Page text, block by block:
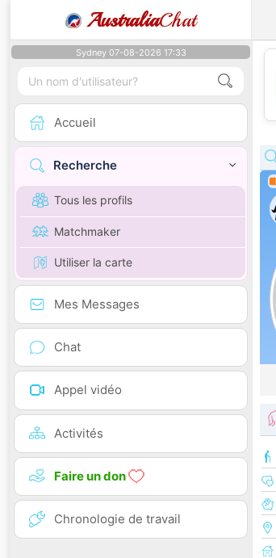
AustraliaChat
Sydney 07-08-2026 17:33
Accueil
Recherche
Tous les profils
Matchmaker
Utiliser la carte
Mes Messages
Chat
Appel vidéo
Activités
Faire un don
Chronologie de travail